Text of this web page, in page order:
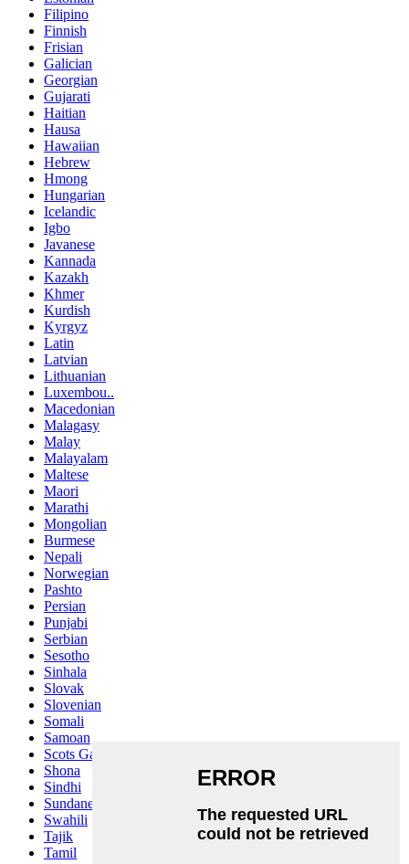
Filipino
Finnish
Frisian
Galician
Georgian
Gujarati
Haitian
Hausa
Hawaiian
Hebrew
Hmong
Hungarian
Icelandic
Igbo
Javanese
Kannada
Kazakh
Khmer
Kurdish
Kyrgyz
Latin
Latvian
Lithuanian
Luxembou..
Macedonian
Malagasy
Malay
Malayalam
Maltese
Maori
Marathi
Mongolian
Burmese
Nepali
Norwegian
Pashto
Persian
Punjabi
Serbian
Sesotho
Sinhala
Slovak
Slovenian
Somali
Samoan
Scots Gaelic
Shona
Sindhi
Sundanese
Swahili
Tajik
Tamil